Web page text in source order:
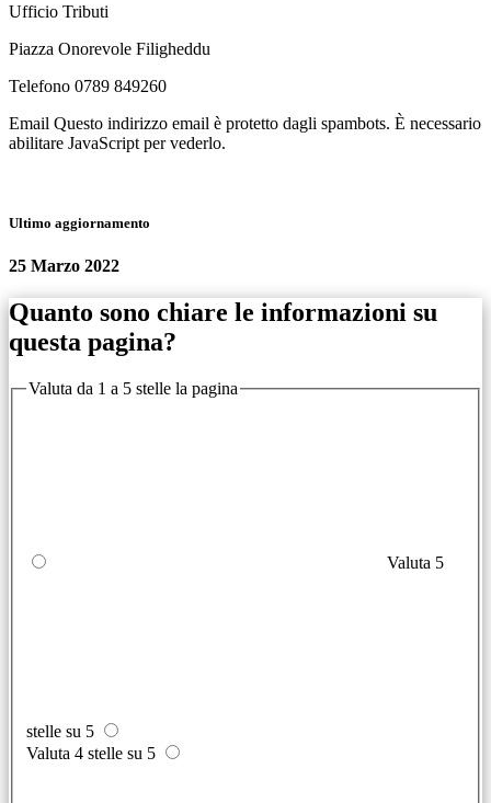
Ufficio Tributi
Piazza Onorevole Filigheddu
Telefono 0789 849260
Email Questo indirizzo email è protetto dagli spambots. È necessario
abilitare JavaScript per vederlo.
Ultimo aggiornamento
25 Marzo 2022
Quanto sono chiare le informazioni su
questa pagina?
Valuta da 1 a 5 stelle la pagina
Valuta 5
stelle su 5
Valuta 4 stelle su 5